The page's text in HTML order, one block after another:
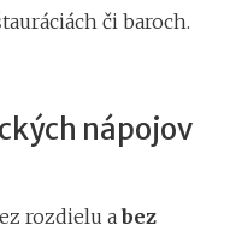
či baroch.
nápojov
rozdielu abez